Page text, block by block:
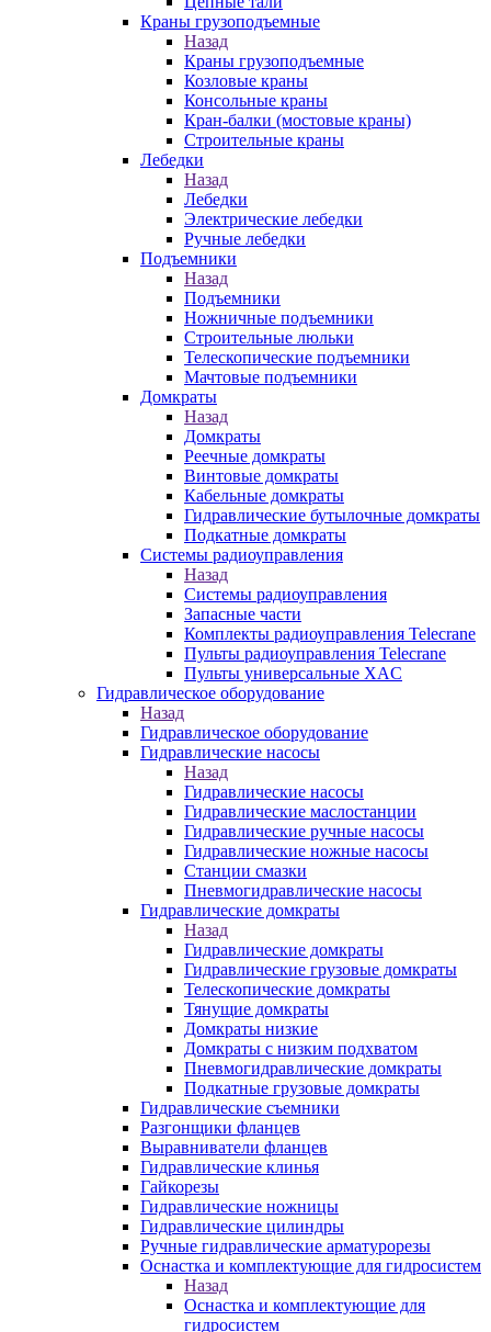
Краны грузоподъемные
Назад
Краны грузоподъемные
Козловые краны
Консольные краны
Кран-балки (мостовые краны)
Строительные краны
Лебедки
Назад
Лебедки
Электрические лебедки
Ручные лебедки
Подъемники
Назад
Подъемники
Ножничные подъемники
Строительные люльки
Телескопические подъемники
Мачтовые подъемники
Домкраты
Назад
Домкраты
Реечные домкраты
Винтовые домкраты
Кабельные домкраты
Гидравлические бутылочные домкраты
Подкатные домкраты
Системы радиоуправления
Назад
Системы радиоуправления
Запасные части
Комплекты радиоуправления Telecrane
Пульты радиоуправления Telecrane
Пульты универсальные XAC
Гидравлическое оборудование
Назад
Гидравлическое оборудование
Гидравлические насосы
Назад
Гидравлические насосы
Гидравлические маслостанции
Гидравлические ручные насосы
Гидравлические ножные насосы
Станции смазки
Пневмогидравлические насосы
Гидравлические домкраты
Назад
Гидравлические домкраты
Гидравлические грузовые домкраты
Телескопические домкраты
Тянущие домкраты
Домкраты низкие
Домкраты с низким подхватом
Пневмогидравлические домкраты
Подкатные грузовые домкраты
Гидравлические съемники
Разгонщики фланцев
Выравниватели фланцев
Гидравлические клинья
Гайкорезы
Гидравлические ножницы
Гидравлические цилиндры
Ручные гидравлические арматурорезы
Оснастка и комплектующие для гидросистем
Назад
Оснастка и комплектующие для
гидросистем